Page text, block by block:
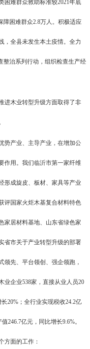
困难群众救助标准较2021年底
障困难群众2.8万人。积极适应
，全县未发生本土疫情。全力
整治系列行动，组织检查生产经
进木业转型升级方面取得了非
势产业、主导产业，在增加公
作用。我们临沂市第一家纤维
形成旋皮、板材、家具等产业
评国家火炬木基复合材料特色
家居材料基地、山东省绿色家
省市关于产业转型升级的部署
领先、平台领创、强企领跑，
业企业538家，直接从业人员20
20%；全行业实现税收24.2亿
246.7亿元，同比增长9.6%。
方面的工作：